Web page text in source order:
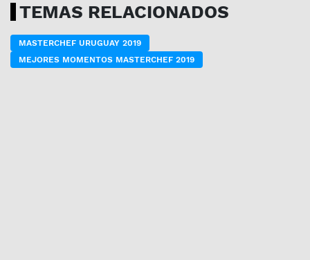
TEMAS RELACIONADOS
MASTERCHEF URUGUAY 2019
MEJORES MOMENTOS MASTERCHEF 2019